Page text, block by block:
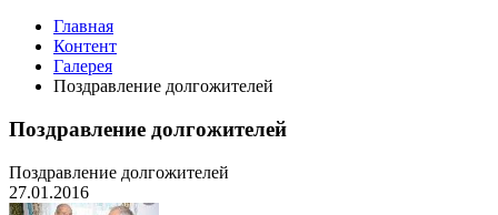
Главная
Контент
Галерея
Поздравление долгожителей
Поздравление долгожителей
Поздравление долгожителей
27.01.2016